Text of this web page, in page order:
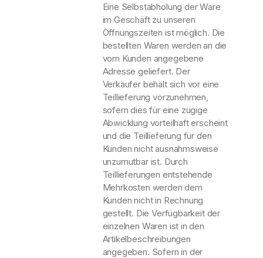
Eine Selbstabholung der Ware
im Geschäft zu unseren
Öffnungszeiten ist möglich. Die
bestellten Waren werden an die
vom Kunden angegebene
Adresse geliefert. Der
Verkäufer behält sich vor eine
Teillieferung vorzunehmen,
sofern dies für eine zügige
Abwicklung vorteilhaft erscheint
und die Teillieferung für den
Kunden nicht ausnahmsweise
unzumutbar ist. Durch
Teillieferungen entstehende
Mehrkosten werden dem
Kunden nicht in Rechnung
gestellt. Die Verfügbarkeit der
einzelnen Waren ist in den
Artikelbeschreibungen
angegeben. Sofern in der